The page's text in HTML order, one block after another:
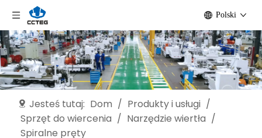
Polski
Jesteś tutaj: Dom / Produkty i usługi /
Sprzęt do wiercenia / Narzędzie wiertła /
Spiralne pręty